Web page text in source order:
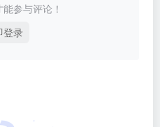
参与评论！
登录